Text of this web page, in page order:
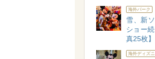
海外パーク
雪、新
ショー
真25枚】
海外ディズ